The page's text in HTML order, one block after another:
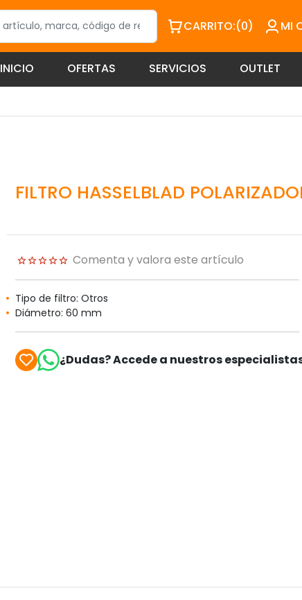
CARRITO:(0) MI
INICIO OFERTAS SERVICIOS OUTLET
FILTRO HASSELBLAD
Comenta y valora este artículo
Tipo de filtro: Otros
Diámetro: 60 mm
¿Dudas? Accede a nuestros